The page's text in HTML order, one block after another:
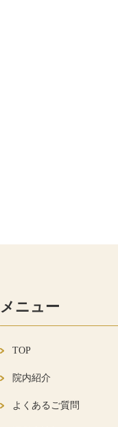
メニュー
TOP
院内紹介
よくあるご質問